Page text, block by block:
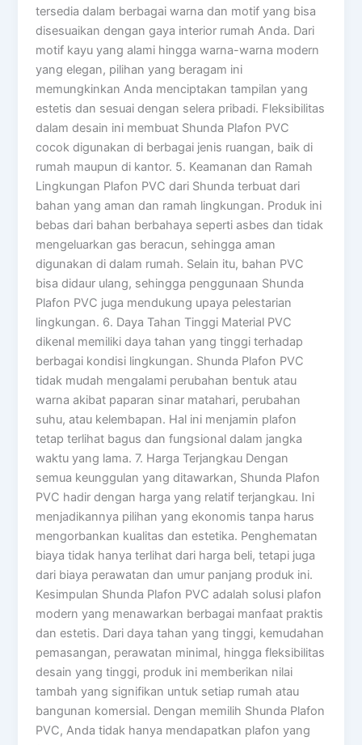
tersedia dalam berbagai warna dan motif yang bisa
disesuaikan dengan gaya interior rumah Anda. Dari
motif kayu yang alami hingga warna-warna modern
yang elegan, pilihan yang beragam ini
memungkinkan Anda menciptakan tampilan yang
estetis dan sesuai dengan selera pribadi. Fleksibilitas
dalam desain ini membuat Shunda Plafon PVC
cocok digunakan di berbagai jenis ruangan, baik di
rumah maupun di kantor. 5. Keamanan dan Ramah
Lingkungan Plafon PVC dari Shunda terbuat dari
bahan yang aman dan ramah lingkungan. Produk ini
bebas dari bahan berbahaya seperti asbes dan tidak
mengeluarkan gas beracun, sehingga aman
digunakan di dalam rumah. Selain itu, bahan PVC
bisa didaur ulang, sehingga penggunaan Shunda
Plafon PVC juga mendukung upaya pelestarian
lingkungan. 6. Daya Tahan Tinggi Material PVC
dikenal memiliki daya tahan yang tinggi terhadap
berbagai kondisi lingkungan. Shunda Plafon PVC
tidak mudah mengalami perubahan bentuk atau
warna akibat paparan sinar matahari, perubahan
suhu, atau kelembapan. Hal ini menjamin plafon
tetap terlihat bagus dan fungsional dalam jangka
waktu yang lama. 7. Harga Terjangkau Dengan
semua keunggulan yang ditawarkan, Shunda Plafon
PVC hadir dengan harga yang relatif terjangkau. Ini
menjadikannya pilihan yang ekonomis tanpa harus
mengorbankan kualitas dan estetika. Penghematan
biaya tidak hanya terlihat dari harga beli, tetapi juga
dari biaya perawatan dan umur panjang produk ini.
Kesimpulan Shunda Plafon PVC adalah solusi plafon
modern yang menawarkan berbagai manfaat praktis
dan estetis. Dari daya tahan yang tinggi, kemudahan
pemasangan, perawatan minimal, hingga fleksibilitas
desain yang tinggi, produk ini memberikan nilai
tambah yang signifikan untuk setiap rumah atau
bangunan komersial. Dengan memilih Shunda Plafon
PVC, Anda tidak hanya mendapatkan plafon yang